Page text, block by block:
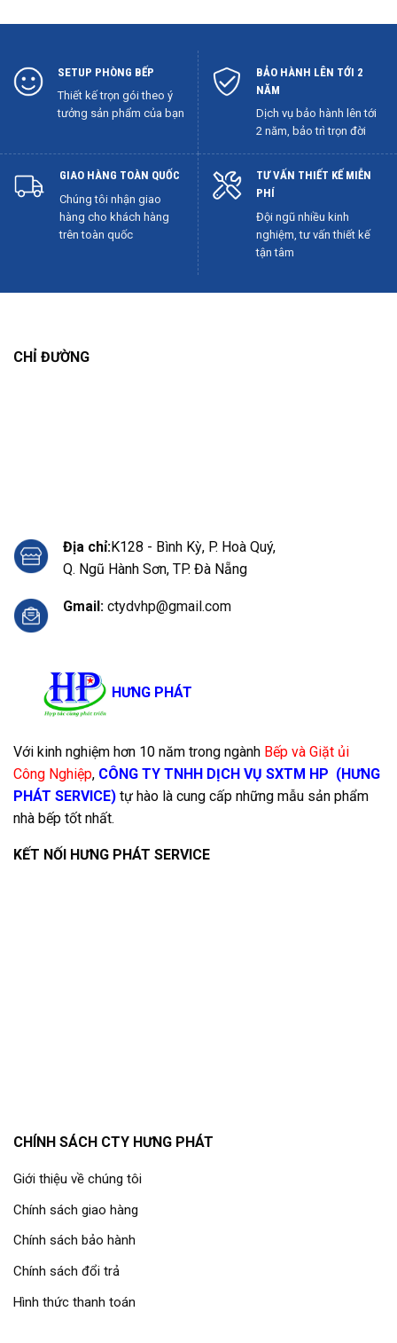
SETUP PHÒNG BẾP
Thiết kế trọn gói theo ý
tưởng sản phẩm của bạn
BẢO HÀNH LÊN TỚI 2
NĂM
Dịch vụ bảo hành lên tới
2 năm, bảo trì trọn đời
GIAO HÀNG TOÀN QUỐC
Chúng tôi nhận giao
hàng cho khách hàng
trên toàn quốc
TƯ VẤN THIẾT KẾ MIỄN
PHÍ
Đội ngũ nhiều kinh
nghiệm, tư vấn thiết kế
tận tâm
CHỈ ĐƯỜNG
Địa chỉ:K128 - Bình Kỳ, P. Hoà Quý,
Q. Ngũ Hành Sơn, TP. Đà Nẵng
Gmail: ctydvhp@gmail.com
HƯNG PHÁT
Với kinh nghiệm hơn 10 năm trong ngành Bếp và Giặt ủi
Công Nghiệp, CÔNG TY TNHH DỊCH VỤ SXTM HP (HƯNG
PHÁT SERVICE) tự hào là cung cấp những mẫu sản phẩm
nhà bếp tốt nhất.
KẾT NỐI HƯNG PHÁT SERVICE
CHÍNH SÁCH CTY HƯNG PHÁT
Giới thiệu về chúng tôi
Chính sách giao hàng
Chính sách bảo hành
Chính sách đổi trả
Hình thức thanh toán